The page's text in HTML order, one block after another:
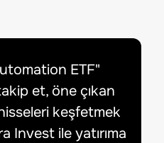
ETF"
et, öne çıkan
keşfetmek
Invest ile yatırıma